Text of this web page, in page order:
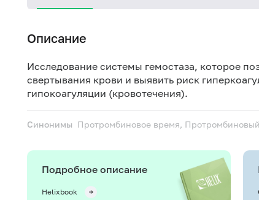
Описание
Исследование системы гемостаза, которое
свертывания крови и выявить риск
гипокоагуляции (кровотечения).
Синонимы Протромбиновое время,
Подробное описание
Helixbook